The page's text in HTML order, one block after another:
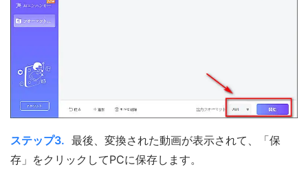
ステップ3. 最後、変換された動画が表示されて、「保
存」をクリックしてPCに保存します。